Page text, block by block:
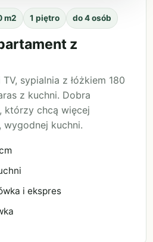
m2 1 piętro do 4 osób
z
sypialnia z łóżkiem 180
z kuchni. Dobra
którzy chcą więcej
wygodnej kuchni.
i ekspres